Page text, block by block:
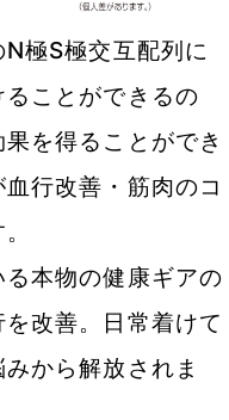
極S極交互配列に
ことができるの
を得ることができ
行改善・筋肉のコ
本物の健康ギアの
改善。日常着けて
から解放されま